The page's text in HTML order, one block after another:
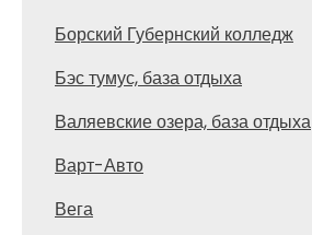
Борский Губернский колледж
Бэс тумус, база отдыха
Валяевские озера, база отдыха
Варт-Авто
Вега